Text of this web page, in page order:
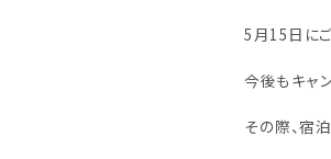
5月15日に
今後もキャ
その際、宿